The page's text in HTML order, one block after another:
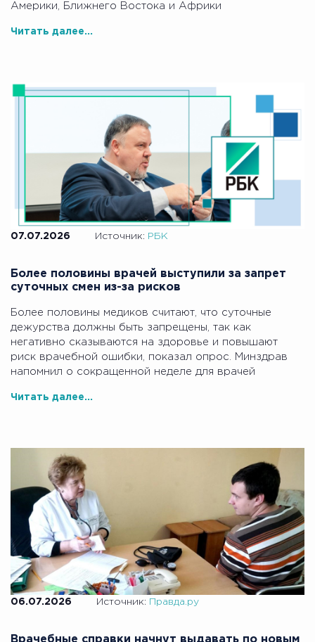
Америки, Ближнего Востока и Африки
Читать далее...
07.07.2026 Источник: РБК
Более половины врачей выступили за запрет
суточных смен из-за рисков
Более половины медиков считают, что суточные
дежурства должны быть запрещены, так как
негативно сказываются на здоровье и повышают
риск врачебной ошибки, показал опрос. Минздрав
напомнил о сокращенной неделе для врачей
Читать далее...
06.07.2026 Источник: Правда.ру
Врачебные справки начнут выдавать по новым